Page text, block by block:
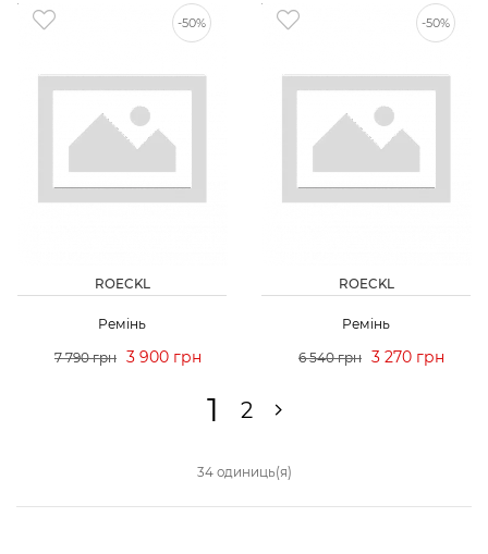
-50%
ROECKL
Ремінь
7 790 грн 3 900 грн
-50%
ROECKL
Ремінь
6 540 грн 3 270 грн
1 2
34 одиниць(я)